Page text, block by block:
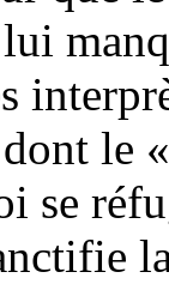
dont le «
se